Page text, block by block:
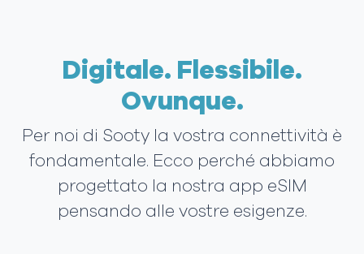
Digitale. Flessibile.
Ovunque.
Per noi di Sooty la vostra connettività è
fondamentale. Ecco perché abbiamo
progettato la nostra app eSIM
pensando alle vostre esigenze.